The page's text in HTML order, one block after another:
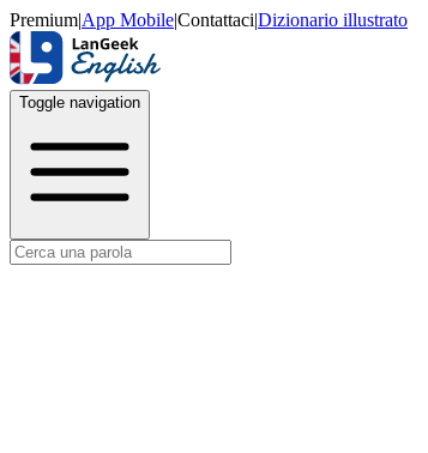
Premium|App Mobile|Contattaci|Dizionario illustrato
Toggle navigation